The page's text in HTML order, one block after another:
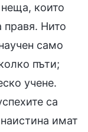
които
правя. Нито
само
пъти;
учене.
са
имат